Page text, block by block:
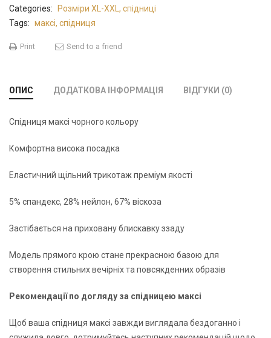
Categories:
Розміри XL-XXL, спідниці
Tags: максі, спідниця
Print Send to a friend
ОПИС ДОДАТКОВА ІНФОРМАЦІЯ ВІДГУКИ (0)
Спідниця максі чорного кольору
Комфортна висока посадка
Еластичний щільний трикотаж преміум якості
5% спандекс, 28% нейлон, 67% віскоза
Застібається на приховану блискавку ззаду
Модель прямого крою стане прекрасною базою для
створення стильних вечірніх та повсякденних образів
Рекомендації по догляду за спідницею максі
Щоб ваша спідниця максі завжди виглядала бездоганно і